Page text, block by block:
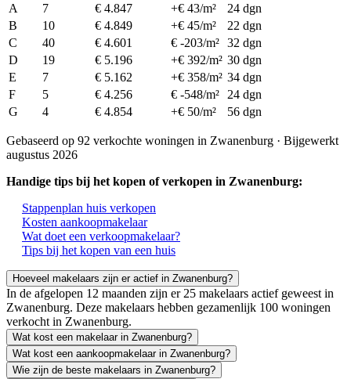
A
7 € 4.847 +€ 43/m²
24 dgn
B
10 € 4.849 +€ 45/m²
22 dgn
C
40 € 4.601 € -203/m² 32 dgn
D
19 € 5.196 +€ 392/m² 30 dgn
E
7 € 5.162 +€ 358/m² 34 dgn
F
5 € 4.256 € -548/m²
24 dgn
G
4 € 4.854 +€ 50/m² 56 dgn
Gebaseerd op 92 verkochte woningen in Zwanenburg · Bijgewerkt
augustus 2026
Handige tips bij het kopen of verkopen in Zwanenburg:
Stappenplan huis verkopen
Kosten aankoopmakelaar
Wat doet een verkoopmakelaar?
Tips bij het kopen van een huis
Hoeveel makelaars zijn er actief in Zwanenburg?
In de afgelopen 12 maanden zijn er 25 makelaars actief geweest in
Zwanenburg. Deze makelaars hebben gezamenlijk 100 woningen
verkocht in Zwanenburg.
Wat kost een makelaar in Zwanenburg?
Wat kost een aankoopmakelaar in Zwanenburg?
Wie zijn de beste makelaars in Zwanenburg?